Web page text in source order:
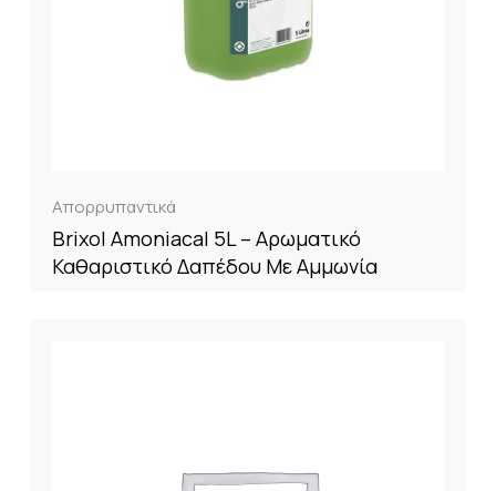
Απορρυπαντικά
Brixol Amoniacal 5L – Αρωματικό
Καθαριστικό Δαπέδου Με Αμμωνία